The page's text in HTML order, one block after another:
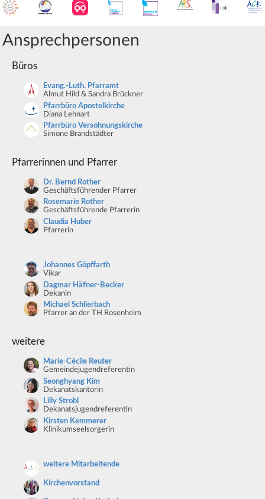
Ansprechpersonen
Büros
Evang.-Luth. Pfarramt
Almut Hild & Sandra Brückner
Pfarrbüro Apostelkirche
Diana Lehnart
Pfarrbüro Versöhnungskirche
Simone Brandstädter
Pfarrerinnen und Pfarrer
Dr. Bernd Rother
Geschäftsführender Pfarrer
Rosemarie Rother
Geschäftsführende Pfarrerin
Claudia Huber
Pfarrerin
Johannes Göpffarth
Vikar
Dagmar Häfner-Becker
Dekanin
Michael Schlierbach
Pfarrer an der TH Rosenheim
weitere
Marie-Cécile Reuter
Gemeindejugendreferentin
Seonghyang Kim
Dekanatskantorin
Lilly Strobl
Dekanatsjugendreferentin
Kirsten Kemmerer
Klinikumseelsorgerin
weitere Mitarbeitende
Kirchenvorstand